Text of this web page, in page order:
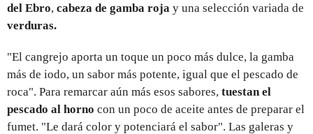
del Ebro, cabeza de gamba roja y una selección variada de
verduras.
"El cangrejo aporta un toque un poco más dulce, la gamba
más de iodo, un sabor más potente, igual que el pescado de
roca". Para remarcar aún más esos sabores, tuestan el
pescado al horno con un poco de aceite antes de preparar el
fumet. "Le dará color y potenciará el sabor". Las galeras y